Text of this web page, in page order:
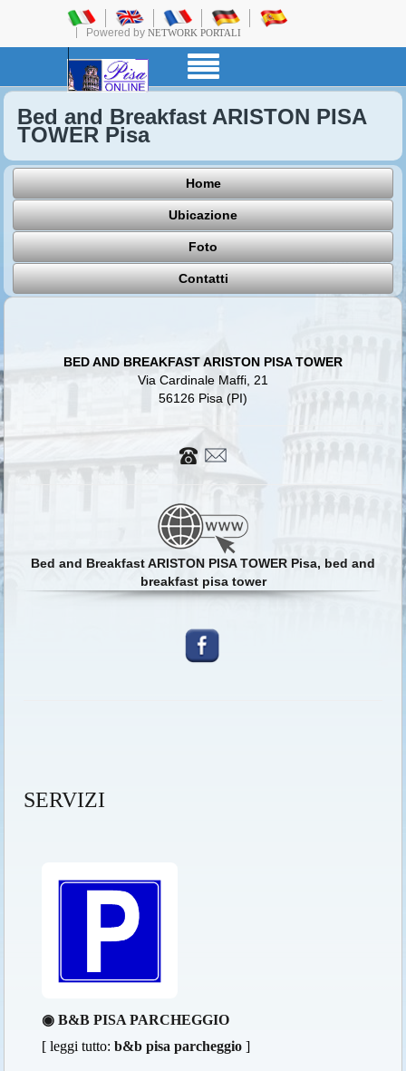
Powered by NETWORK PORTALI
Bed and Breakfast ARISTON PISA
TOWER Pisa
Home
Ubicazione
Foto
Contatti
BED AND BREAKFAST ARISTON PISA TOWER
Via Cardinale Maffi, 21
56126 Pisa (PI)
Bed and Breakfast ARISTON PISA TOWER Pisa, bed and
breakfast pisa tower
SERVIZI
◉ B&B PISA PARCHEGGIO
[ leggi tutto:b&b pisa parcheggio ]